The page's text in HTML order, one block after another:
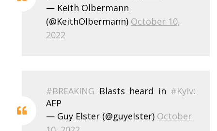
— Keith Olbermann
(@KeithOlbermann) October 10,
2022
#BREAKING Blasts heard in #Kyiv:
AFP
— Guy Elster (@guyelster) October